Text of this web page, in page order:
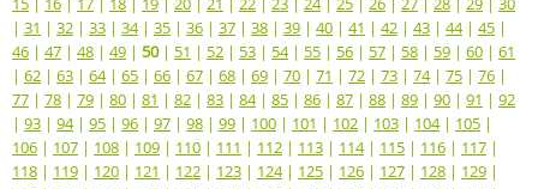
| 31 | 32 | 33 | 34| 35 | 36 | 37 | 38 | 39 | 40 | 41 | 42 | 43 | 44| 45 |
46 | 47 | 48 | 49 | 50| 51 | 52 | 53 | 54| 55 | 56 | 57 | 58 | 59 | 60 | 61
| 62 | 63 | 64| 65 | 66 | 67 | 68 | 69 | 70 | 71 | 72 | 73 | 74| 75 | 76 |
77 | 78 | 79 | 80 | 81 | 82 | 83 | 84| 85 | 86 | 87 | 88 | 89 | 90 | 91 | 92
| 93 | 94| 95 | 96 | 97 | 98 | 99 | 100 | 101 | 102 | 103 | 104| 105 |
106 | 107 | 108 | 109 | 110 | 111 | 112 | 113 | 114| 115 | 116 | 117 |
118 | 119 | 120 | 121 | 122 | 123 | 124| 125 | 126 | 127 | 128 | 129 |